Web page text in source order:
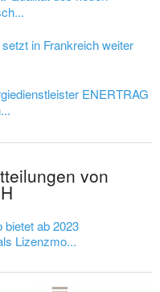
in Frankreich weiter
ENERTRAG
von
bietet ab 2023
Lizenzmo...